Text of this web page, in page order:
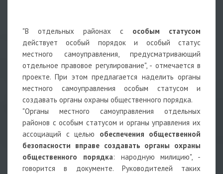
"В отдельных районах с особым статусом
действует особый порядок и особый статус
местного самоуправления, предусматривающий
отдельное правовое регулирование", - отмечается в
проекте. При этом предлагается наделить органы
местного самоуправления особым статусом и
создавать органы охраны общественного порядка.
"Органы местного самоуправления отдельных
районов с особым статусом и органы управления их
ассоциаций с целью обеспечения общественной
безопасности вправе создавать органы охраны
общественного порядка: народную милицию", -
говорится в документе. Руководителей таких